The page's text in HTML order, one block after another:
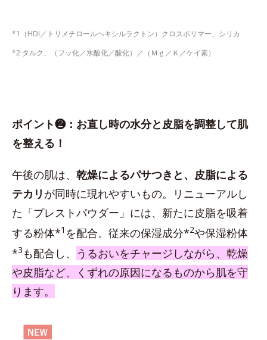
*1（HDI／トリメチロールヘキシルラクトン）クロスポリマー、シリカ
*2 タルク、（フッ化／水酸化／酸化）／（Ｍｇ／Ｋ／ケイ素）
ポイント❷：お直し時の水分と皮脂を調整して肌
を整える！
午後の肌は、 乾燥によるパサつきと、皮脂による
テカリ が同時に現れやすいもの。リニューアルし
た「プレストパウダー」には、新たに皮脂を吸着
する粉体*1 を配合。従来の保湿成分*2や保湿粉体
*3 も配合し、
うるおいをチャージしながら、乾燥
や皮脂など、くずれの原因になるものから肌を守
ります。